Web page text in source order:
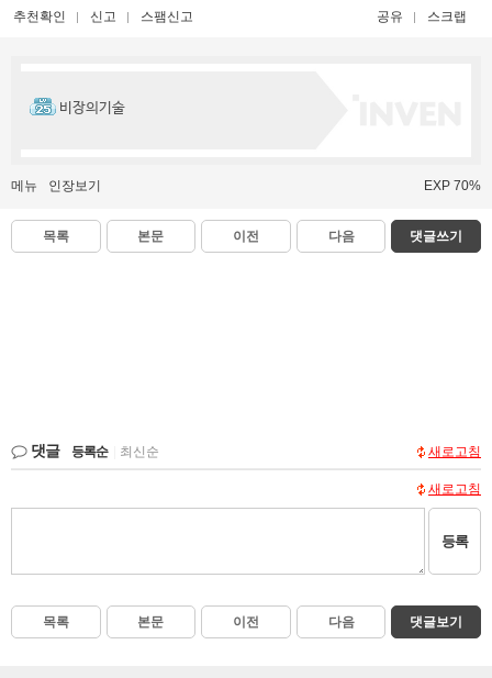
추천확인 신고 스팸신고 공유 스크랩
비장의기술
메뉴 인장보기 EXP 70%
목록 본문 이전 다음 댓글쓰기
댓글 등록순 최신순 새로고침
새로고침
등록
목록 본문 이전 다음 댓글보기